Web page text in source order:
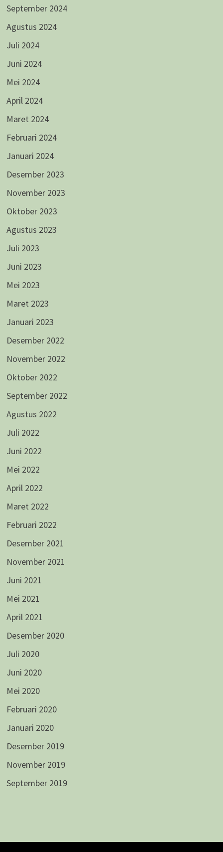
September 2024
Agustus 2024
Juli 2024
Juni 2024
Mei 2024
April 2024
Maret 2024
Februari 2024
Januari 2024
Desember 2023
November 2023
Oktober 2023
Agustus 2023
Juli 2023
Juni 2023
Mei 2023
Maret 2023
Januari 2023
Desember 2022
November 2022
Oktober 2022
September 2022
Agustus 2022
Juli 2022
Juni 2022
Mei 2022
April 2022
Maret 2022
Februari 2022
Desember 2021
November 2021
Juni 2021
Mei 2021
April 2021
Desember 2020
Juli 2020
Juni 2020
Mei 2020
Februari 2020
Januari 2020
Desember 2019
November 2019
September 2019